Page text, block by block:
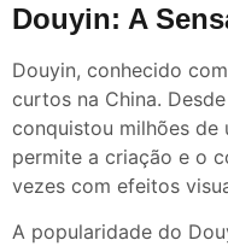
Douyin: A
Douyin, conhecido
curtos na China.
conquistou milhões de
permite a criação e o
vezes com efeitos
A popularidade do